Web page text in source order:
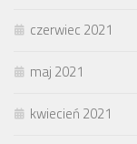
czerwiec 2021
maj 2021
kwiecień 2021